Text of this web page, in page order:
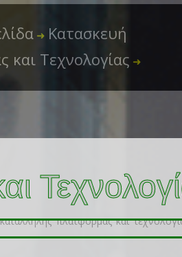
➜ Κατασκευή
και Τεχνολογίας ➜